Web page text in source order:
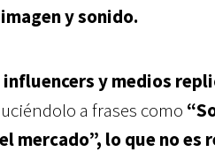
y sonido.
influencers y medios
a frases como
mercado”, lo que no es